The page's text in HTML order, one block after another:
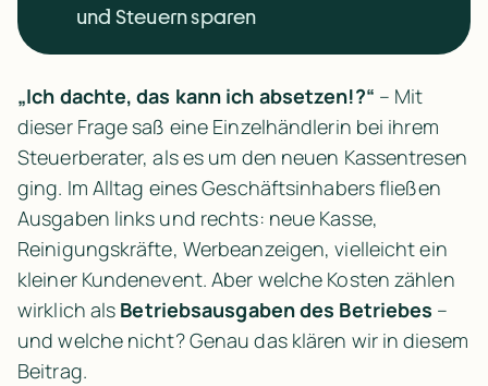
und Steuern sparen
„Ich dachte, das kann ich absetzen!?“ – Mit
dieser Frage saß eine Einzelhändlerin bei ihrem
Steuerberater, als es um den neuen Kassentresen
ging. Im Alltag eines Geschäftsinhabers fließen
Ausgaben links und rechts: neue Kasse,
Reinigungskräfte, Werbeanzeigen, vielleicht ein
kleiner Kundenevent. Aber welche Kosten zählen
wirklich als Betriebsausgaben des Betriebes –
und welche nicht? Genau das klären wir in diesem
Beitrag.